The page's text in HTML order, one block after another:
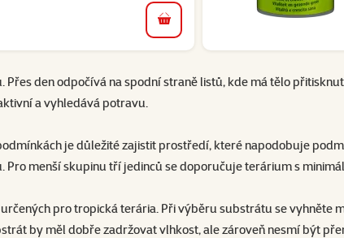
do košíku
den odpočívá na spodní straně listů, kde má tělo
a vyhledává potravu.
je důležité zajistit prostředí, které napodobuje
menší skupinu tří jedinců se doporučuje terárium s
pro tropická terária. Při výběru substrátu se
by měl dobře zadržovat vlhkost, ale zároveň nesmí být